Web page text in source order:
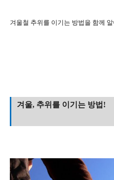
겨울철 추위를 이기는 방법을 함께
겨울, 추위를 이기는 방법!